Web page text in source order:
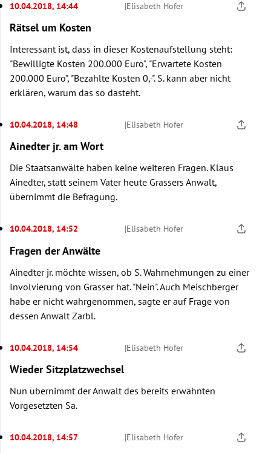
10.04.2018, 14:44 |Elisabeth Hofer
Rätsel um Kosten
Interessant ist, dass in dieser Kostenaufstellung steht:
"Bewilligte Kosten 200.000 Euro", "Erwartete Kosten
200.000 Euro", "Bezahlte Kosten 0,-". S. kann aber nicht
erklären, warum das so dasteht.
10.04.2018, 14:48 |Elisabeth Hofer
Ainedter jr. am Wort
Die Staatsanwälte haben keine weiteren Fragen. Klaus
Ainedter, statt seinem Vater heute Grassers Anwalt,
übernimmt die Befragung.
10.04.2018, 14:52 |Elisabeth Hofer
Fragen der Anwälte
Ainedter jr. möchte wissen, ob S. Wahrnehmungen zu einer
Involvierung von Grasser hat. "Nein". Auch Meischberger
habe er nicht wahrgenommen, sagte er auf Frage von
dessen Anwalt Zarbl.
10.04.2018, 14:54 |Elisabeth Hofer
Wieder Sitzplatzwechsel
Nun übernimmt der Anwalt des bereits erwähnten
Vorgesetzten Sa.
10.04.2018, 14:57 |Elisabeth Hofer